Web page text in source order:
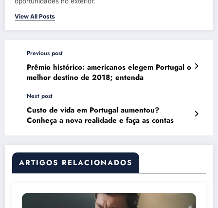
View All Posts
Previous post
Prêmio histórico: americanos elegem Portugal o
melhor destino de 2018; entenda
Next post
Custo de vida em Portugal aumentou?
Conheça a nova realidade e faça as contas
ARTIGOS RELACIONADOS